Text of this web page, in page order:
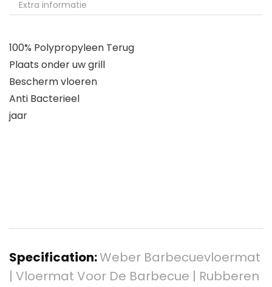
Extra informatie
100% Polypropyleen Terug
Plaats onder uw grill
Bescherm vloeren
Anti Bacterieel
jaar
Specification:Weber Barbecuevloermat
| Vloermat Voor De Barbecue | Rubberen